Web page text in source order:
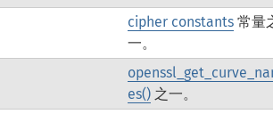
cipher constants常量
一。
es()之一。